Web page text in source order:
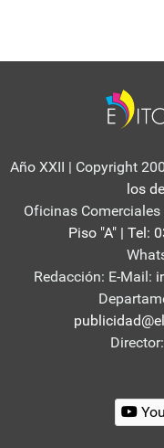
Año XXII | Copyright
los
Oficinas
Piso "A" | Tel:
Redacción: E-Mail:
Director: